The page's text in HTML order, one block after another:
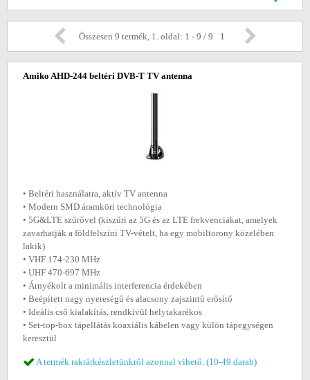
Összesen 9 termék, 1. oldal: 1 - 9 / 9 1
Amiko AHD-244 beltéri DVB-T TV antenna
• Beltéri használatra, aktív TV antenna
• Modern SMD áramköri technológia
• 5G&LTE szűrővel (kiszűri az 5G és az LTE frekvenciákat, amelyek
zavarhatják a földfelszíni TV-vételt, ha egy mobiltorony közelében
lakik)
• VHF 174-230 MHz
• UHF 470-697 MHz
• Árnyékolt a minimális interferencia érdekében
• Beépített nagy nyereségű és alacsony zajszintű erősítő
• Ideális cső kialakítás, rendkívül helytakarékos
• Set-top-box tápellátás koaxiális kábelen vagy külön tápegységen
keresztül
A termék raktárkészletünkről azonnal vihető. (10-49 darab)